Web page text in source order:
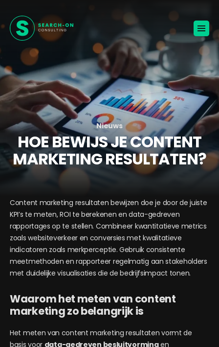
Voor werkgevers
Vacatures
Over ons
Blogs
Contact
Jouw carrière
KANDIDATEN ONTVANGEN 🚀
Nieuws
HOE BEWIJS JE CONTENT
MARKETING RESULTATEN?
Content marketing resultaten bewijzen doe je door de juiste
KPI’s te meten, ROI te berekenen en data-gedreven
rapportages op te stellen. Combineer kwantitatieve metrics
zoals websiteverkeer en conversies met kwalitatieve
indicatoren zoals merkperceptie. Gebruik consistente
meetmethoden en rapporteer regelmatig aan stakeholders
met duidelijke visualisaties die de bedrijfsimpact tonen.
Waarom het meten van content
marketing zo belangrijk is
Het meten van content marketing resultaten vormt de
basis voor data-gedreven besluitvormingen